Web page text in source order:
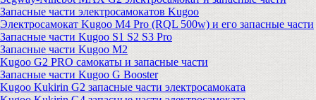
Запасные части электросамокатов Kugoo
Электросамокат Kugoo M4 Pro (RQL 500w) и его запасные части
Запасные части Kugoo S1 S2 S3 Pro
Запасные части Kugoo M2
Kugoo G2 PRO самокаты и запасные части
Запасные части Kugoo G Booster
Kugoo Kukirin G2 запасные части электросамоката